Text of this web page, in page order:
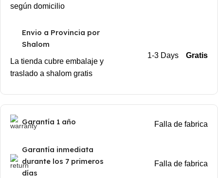
según domicilio
Envio a Provincia por
Shalom
La tienda cubre embalaje y
traslado a shalom gratis
1-3 Days Gratis
Garantía 1 año Falla de fabrica
Garantía inmediata
durante los 7 primeros
días
Falla de fabrica